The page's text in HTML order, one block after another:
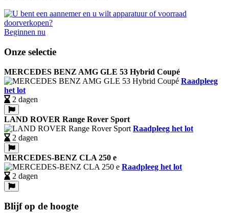
Beginnen nu
Onze selectie
MERCEDES BENZ AMG GLE 53 Hybrid Coupé
Raadpleeg
het lot
2 dagen
LAND ROVER Range Rover Sport
Raadpleeg het lot
2 dagen
MERCEDES-BENZ CLA 250 e
Raadpleeg het lot
2 dagen
Blijf op de hoogte